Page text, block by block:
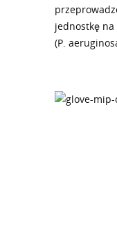
jednostkę
(P.